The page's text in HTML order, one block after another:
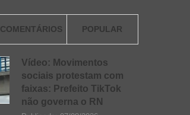
COMENTÁRIOS POPULAR
Vídeo: Movimentos
sociais protestam com
faixas: Prefeito TikTok
não governa o RN